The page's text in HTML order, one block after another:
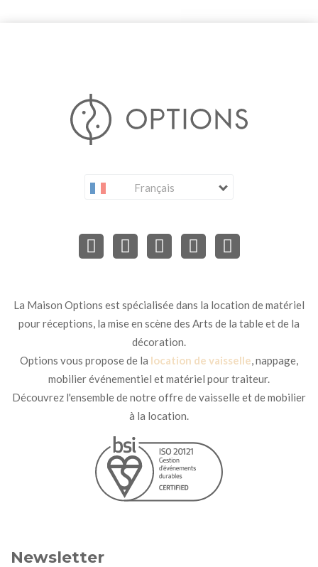
Français
La Maison Options est spécialisée dans la location de matériel
pour réceptions, la mise en scène des Arts de la table et de la
décoration.
Options vous propose de la location de vaisselle, nappage,
mobilier événementiel et matériel pour traiteur.
Découvrez l'ensemble de notre offre de vaisselle et de mobilier
à la location.
Newsletter